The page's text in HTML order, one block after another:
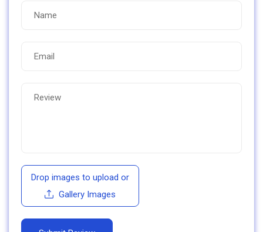
Drop images to upload or
Gallery Images